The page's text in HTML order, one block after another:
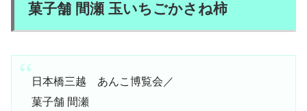
菓子舗 間瀬 玉いちごかさね柿
日本橋三越 あんこ博覧会／
菓子舗 間瀬